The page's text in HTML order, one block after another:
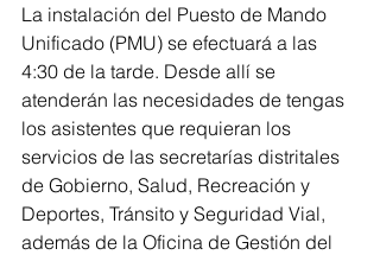
La instalación del Puesto de Mando
Unificado (PMU) se efectuará a las
4:30 de la tarde. Desde allí se
atenderán las necesidades de tengas
los asistentes que requieran los
servicios de las secretarías distritales
de Gobierno, Salud, Recreación y
Deportes, Tránsito y Seguridad Vial,
además de la Oficina de Gestión del